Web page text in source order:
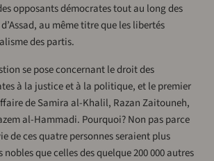
opposants démocrates tout au long des
au même titre que les libertés
des partis.
se pose concernant le droit des
à la justice et à la politique, et le premier
de Samira al-Khalil, Razan Zaitouneh,
al-Hammadi. Pourquoi? Non pas parce
de ces quatre personnes seraient plus
que celles des quelque 200 000 autres